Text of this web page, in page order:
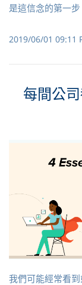
是這信念的第一步
2019/06/01 09:11
每間公
我們可能經常看到